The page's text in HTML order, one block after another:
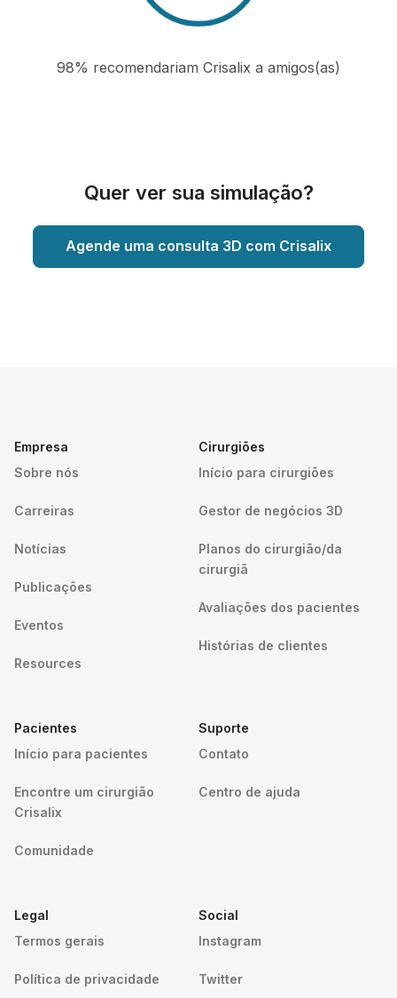
98% recomendariam Crisalix a amigos(as)
Quer ver sua simulação?
Agende uma consulta 3D com Crisalix
Empresa
Sobre nós
Carreiras
Notícias
Publicações
Eventos
Resources
Cirurgiões
Início para cirurgiões
Gestor de negócios 3D
Planos do cirurgião/da
cirurgiã
Avaliações dos pacientes
Histórias de clientes
Pacientes
Início para pacientes
Encontre um cirurgião
Crisalix
Comunidade
Suporte
Contato
Centro de ajuda
Legal
Termos gerais
Política de privacidade
Social
Instagram
Twitter